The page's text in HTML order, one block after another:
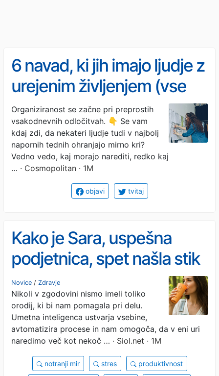
6 navad, ki jih imajo ljudje z
urejenim življenjem (vse
imajo pod nadzorom)
Organiziranost se začne pri preprostih
vsakodnevnih odločitvah. 👇 Se vam
kdaj zdi, da nekateri ljudje tudi v najbolj
napornih tednih ohranjajo mirno kri?
Vedno vedo, kaj morajo narediti, redko kaj
… · Cosmopolitan · 1M
objavi tvitaj
Kako je Sara, uspešna
podjetnica, spet našla stik
s seboj.
Novice / Zdravje
Nikoli v zgodovini nismo imeli toliko
orodij, ki bi nam pomagala pri delu.
Umetna inteligenca ustvarja vsebine,
avtomatizira procese in nam omogoča, da v eni uri
naredimo več kot nekoč … · Siol.net · 1M
notranji mir stres produktivnost